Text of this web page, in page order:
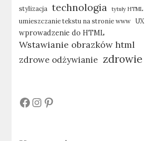
stylizacja technologia tytuły HTML
umieszczanie tekstu na stronie www UX
wprowadzenie do HTML
Wstawianie obrazków html
zdrowe odżywianie zdrowie
# # #